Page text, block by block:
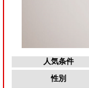
人気条件
性別